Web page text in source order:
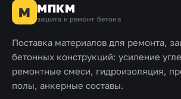
М МПКМ
защита и ремонт бетона
Поставка материалов для ремонта,
бетонных конструкций: усиление
ремонтные смеси, гидроизоляция,
полы, анкерные составы.